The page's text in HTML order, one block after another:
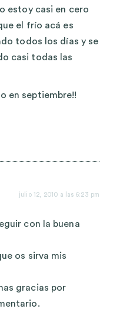
estoy casi en cero
el frío acá es
todos los días y se
casi todas las
en septiembre!!
julio 12, 2010 a las 6:23 pm
con la buena
os sirva mis
gracias por